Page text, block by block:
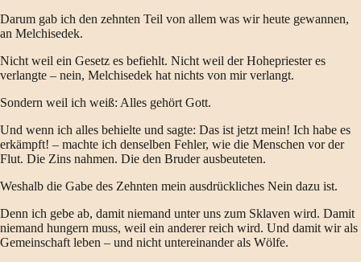
Darum gab ich den zehnten Teil von allem was wir heute gewannen,
an Melchisedek.
Nicht weil ein Gesetz es befiehlt. Nicht weil der Hohepriester es
verlangte – nein, Melchisedek hat nichts von mir verlangt.
Sondern weil ich weiß: Alles gehört Gott.
Und wenn ich alles behielte und sagte: Das ist jetzt mein! Ich habe es
erkämpft! – machte ich denselben Fehler, wie die Menschen vor der
Flut. Die Zins nahmen. Die den Bruder ausbeuteten.
Weshalb die Gabe des Zehnten mein ausdrückliches Nein dazu ist.
Denn ich gebe ab, damit niemand unter uns zum Sklaven wird. Damit
niemand hungern muss, weil ein anderer reich wird. Und damit wir als
Gemeinschaft leben – und nicht untereinander als Wölfe.